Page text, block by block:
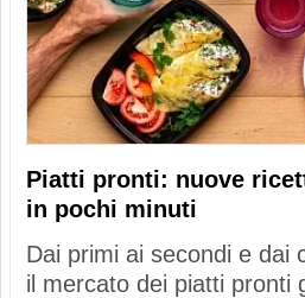
Piatti pronti: nuove
in pochi minuti
Dai primi ai secondi e dai
il mercato dei piatti pronti